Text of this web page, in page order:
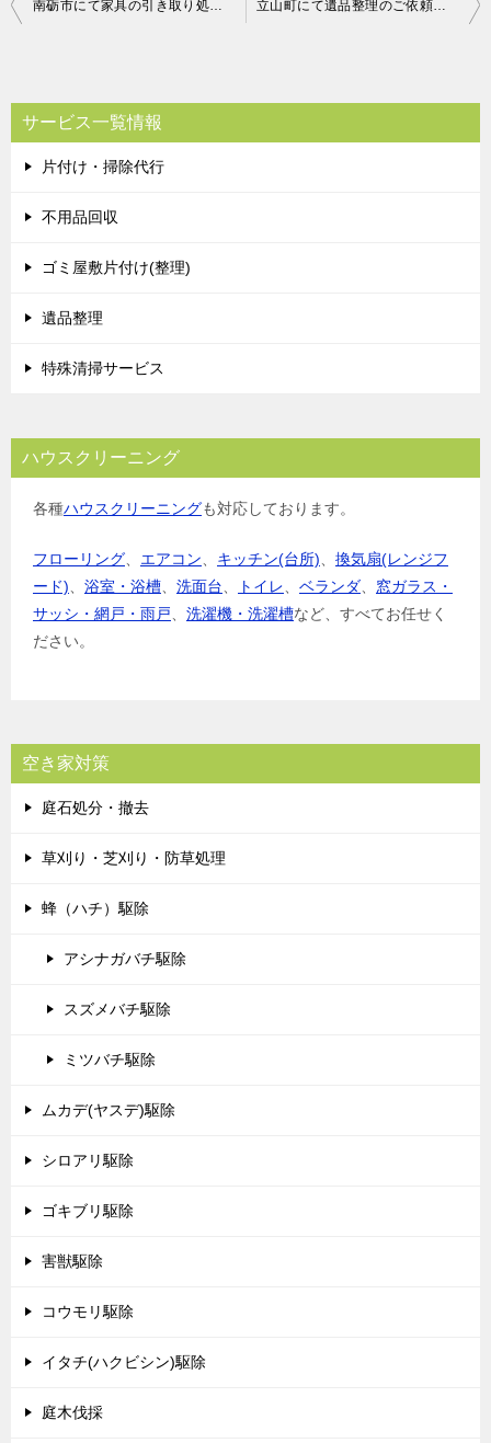
ビ
ゲ
ー
シ
南砺市にて家具の引き取り処分のご依頼 お客様の声 立山町にて遺品整理のご依頼 お客様の声
サービス一覧情報
片付け・掃除代行
不用品回収
ゴミ屋敷片付け(整理)
遺品整理
特殊清掃サービス
ハウスクリーニング
各種ハウスクリーニングも対応しております。
フローリング エアコン キッチン(台所)
換気扇(レンジフ
ード)
浴室・浴槽 洗面台 トイレ ベランダ
窓ガラス・
サッシ・網戸・雨戸
洗濯機・洗濯槽など、すべてお任せく
ださい。
空き家対策
庭石処分・撤去
草刈り・芝刈り・防草処理
蜂（ハチ）駆除
アシナガバチ駆除
スズメバチ駆除
ミツバチ駆除
ムカデ(ヤスデ)駆除
シロアリ駆除
ゴキブリ駆除
害獣駆除
コウモリ駆除
イタチ(ハクビシン)駆除
庭木伐採